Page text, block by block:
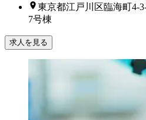
東京都江戸川区臨海町4-
7号棟
求人を見る